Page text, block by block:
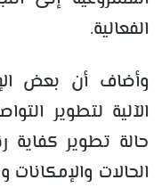
الفعالية.
وأضاف أن بعض
الآلية لتطوير
حالة تطوير
الحالات